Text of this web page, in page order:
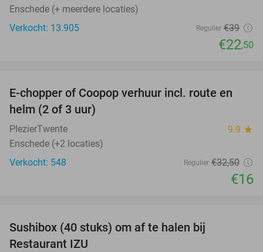
Enschede (+ meerdere locaties)
Verkocht: 13.905
Regulier €39
€22,50
51%
E-chopper of Coopop verhuur incl. route en
helm (2 of 3 uur)
PlezierTwente 9.9 star
Enschede (+2 locaties)
Verkocht: 548
Regulier €32,50
€16
Sushibox (40 stuks) om af te halen bij
Restaurant IZU